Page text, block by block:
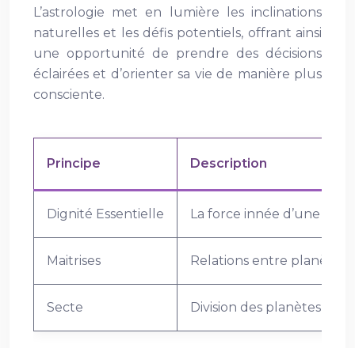
L’astrologie met en lumière les inclinations
naturelles et les défis potentiels, offrant ainsi
une opportunité de prendre des décisions
éclairées et d’orienter sa vie de manière plus
consciente.
Principe Description
Dignité Essentielle La force innée d’une
Maitrises Relations entre planètes
Secte Division des planètes en